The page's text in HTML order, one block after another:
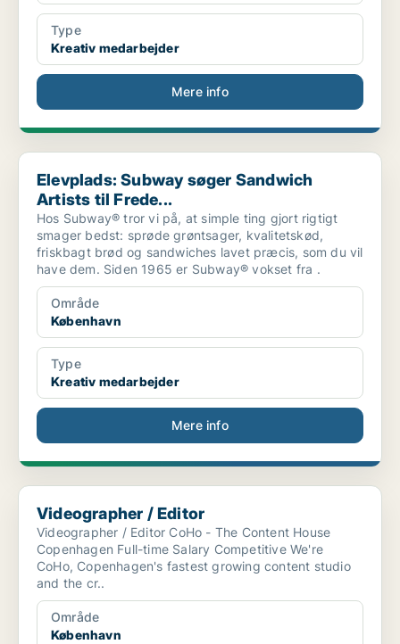
Type
Kreativ medarbejder
Mere info
Elevplads: Subway søger Sandwich Artists til Frede...
Elevplads: Subway søger Sandwich
Artists til Frede...
Hos Subway® tror vi på, at simple ting gjort rigtigt
smager bedst: sprøde grøntsager, kvalitetskød,
friskbagt brød og sandwiches lavet præcis, som du vil
have dem. Siden 1965 er Subway® vokset fra .
Område
København
Type
Kreativ medarbejder
Mere info
Videographer / Editor
Videographer / Editor
Videographer / Editor CoHo - The Content House
Copenhagen Full-time Salary Competitive We're
CoHo, Copenhagen's fastest growing content studio
and the cr..
Område
København